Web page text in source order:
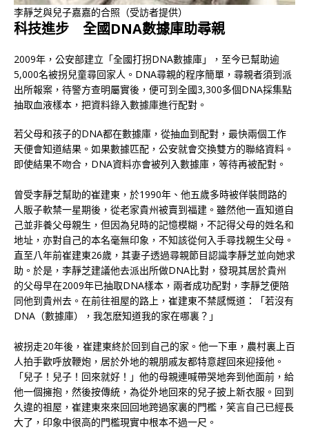
李靜芝與兒子嘉嘉的合照（受訪者提供）
科技進步 全國DNA數據庫助尋親
2009年，公安部建立「全國打拐DNA數據庫」，至今已幫助逾
5,000名被拐兒童尋回家人。DNA尋親的程序簡單，尋親者須到派
出所報案，待警方查明屬實後，便可到全國3,300多個DNA採集點
抽取血液樣本，把資料錄入數據庫進行配對。
若父母和孩子的DNA都在數據庫，從抽血到配對，最快兩個工作
天便會知道結果。如果數據匹配，公安就會交換雙方的聯絡資料。
即使結果不吻合，DNA資料亦會被列入數據庫，等待再被配對。
曾受李靜芝幫助的崔建東，於1990年、他五歲多時被佯裝問路的
人販子軟禁一星期後，從老家貴州被賣到福建。雖然他一直知道自
己並非養父母親生，但因為兒時的記憶模糊，不記得父母的姓名和
地址，亦對自己的本名毫無印象，不知該從何入手尋找親生父母。
直至八年前崔建東26歲，其妻子透過尋親節目認識李靜芝並向她求
助。於是，李靜芝建議他去派出所做DNA比對，發現其居於貴州
的父母早在2009年已抽取DNA樣本，兩者成功配對，李靜芝便陪
同他到貴州去。在前往祖屋的路上，崔建東不禁感慨道：「若沒有
DNA（數據庫），我怎麽知道我的家在哪裏？」
被拐走20年後，崔建東終於回到自己的家。他一下車，農村裏上百
人拍手歡呼放鞭炮，居於外地的親朋戚友都特意趕回來迎接他。
「兒子！兒子！回來就好！」他的母親連喊帶哭地奔到他面前，給
他一個擁抱，然後按傳統，為從外地回來的兒子披上新衣服。回到
久違的祖屋，崔建東來來回回地跨過家裏的門檻，笑言自己已經長
大了，印象中很高的門檻現實中根本不過一尺。